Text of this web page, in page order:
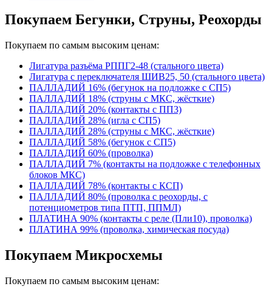
Покупаем Бегунки, Струны, Реохорды
Покупаем по самым высоким ценам:
Лигатура разъёма РППГ2-48 (стального цвета)
Лигатура с переключателя ШИВ25, 50 (стального цвета)
ПАЛЛАДИЙ 16% (бегунок на подложке с СП5)
ПАЛЛАДИЙ 18% (струны с МКС, жёсткие)
ПАЛЛАДИЙ 20% (контакты с ПП3)
ПАЛЛАДИЙ 28% (игла с СП5)
ПАЛЛАДИЙ 28% (струны с МКС, жёсткие)
ПАЛЛАДИЙ 58% (бегунок с СП5)
ПАЛЛАДИЙ 60% (проволка)
ПАЛЛАДИЙ 7% (контакты на подложке с телефонных
блоков МКС)
ПАЛЛАДИЙ 78% (контакты с КСП)
ПАЛЛАДИЙ 80% (проволка с реохорды, с
потенциометров типа ПТП, ППМЛ)
ПЛАТИНА 90% (контакты с реле (Пли10), проволка)
ПЛАТИНА 99% (проволка, химическая посуда)
Покупаем Микросхемы
Покупаем по самым высоким ценам: